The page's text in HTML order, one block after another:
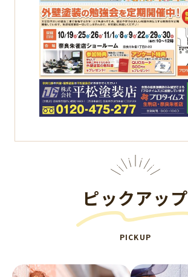
ピックアップ
PICKUP